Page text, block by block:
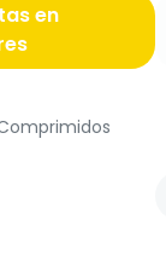
en